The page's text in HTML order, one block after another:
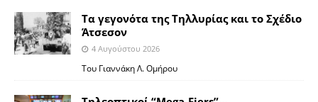
Τα γεγονότα της Τηλλυρίας και το Σχέδιο
Άτσεσον
4 Αυγούστου 2026
Toυ Γιαννάκη Λ. Ομήρου